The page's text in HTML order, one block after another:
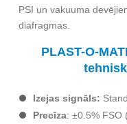
PSI un vakuuma
diafragmas.
PLAST-O-
Izejas signāls:
Precīza: ±0.5% FSO